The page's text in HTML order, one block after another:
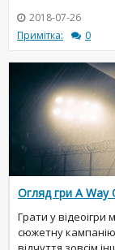
2018-07-26
Примітка:
0
Огляд гри A Way
Грати у
сюжетну